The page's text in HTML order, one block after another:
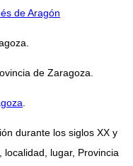
de Aragón
de Zaragoza.
durante los siglos XX y
lugar, Provincia